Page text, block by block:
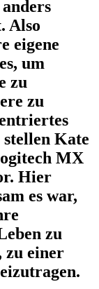
Also
eigene
um
zu
zu
Kate
MX
Hier
es war,
zu
zu einer